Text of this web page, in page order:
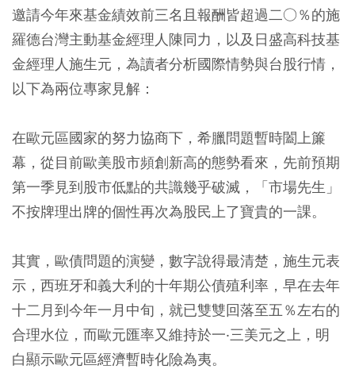
邀請今年來基金績效前三名且報酬皆超過二○％的施
羅德台灣主動基金經理人陳同力，以及日盛高科技基
金經理人施生元，為讀者分析國際情勢與台股行情，
以下為兩位專家見解：
在歐元區國家的努力協商下，希臘問題暫時闔上簾
幕，從目前歐美股市頻創新高的態勢看來，先前預期
第一季見到股市低點的共識幾乎破滅，「市場先生」
不按牌理出牌的個性再次為股民上了寶貴的一課。
其實，歐債問題的演變，數字說得最清楚，施生元表
示，西班牙和義大利的十年期公債殖利率，早在去年
十二月到今年一月中旬，就已雙雙回落至五％左右的
合理水位，而歐元匯率又維持於一‧三美元之上，明
白顯示歐元區經濟暫時化險為夷。